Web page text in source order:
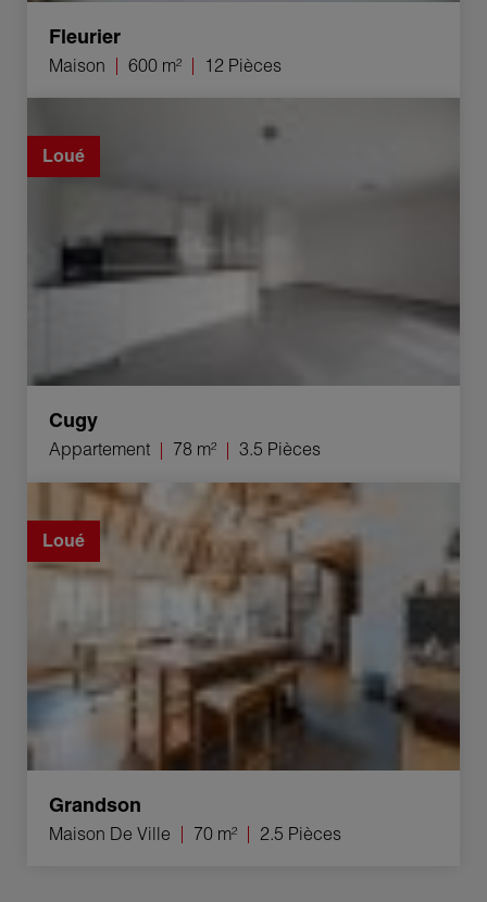
Fleurier
Maison 600 m² 12 Pièces
Loué
Cugy
Appartement 78 m² 3.5 Pièces
Location Maison de ville Grandson 2.5 Pièces 70 m²
Loué
Grandson
Maison De Ville 70 m² 2.5 Pièces